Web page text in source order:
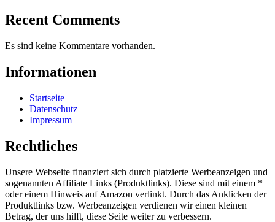
Recent Comments
Es sind keine Kommentare vorhanden.
Informationen
Startseite
Datenschutz
Impressum
Rechtliches
Unsere Webseite finanziert sich durch platzierte Werbeanzeigen und
sogenannten Affiliate Links (Produktlinks). Diese sind mit einem *
oder einem Hinweis auf Amazon verlinkt. Durch das Anklicken der
Produktlinks bzw. Werbeanzeigen verdienen wir einen kleinen
Betrag, der uns hilft, diese Seite weiter zu verbessern.